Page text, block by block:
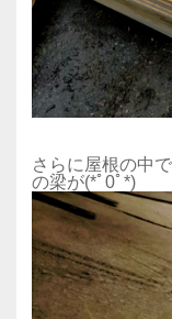
さらに屋根の中
の梁が(*ﾟ0ﾟ*)